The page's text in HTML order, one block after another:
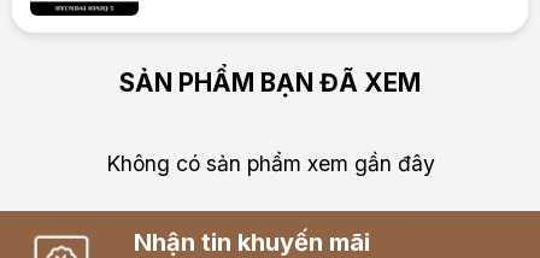
SẢN PHẨM BẠN ĐÃ XEM
Không có sản phẩm xem gần đây
Nhận tin khuyến mãi